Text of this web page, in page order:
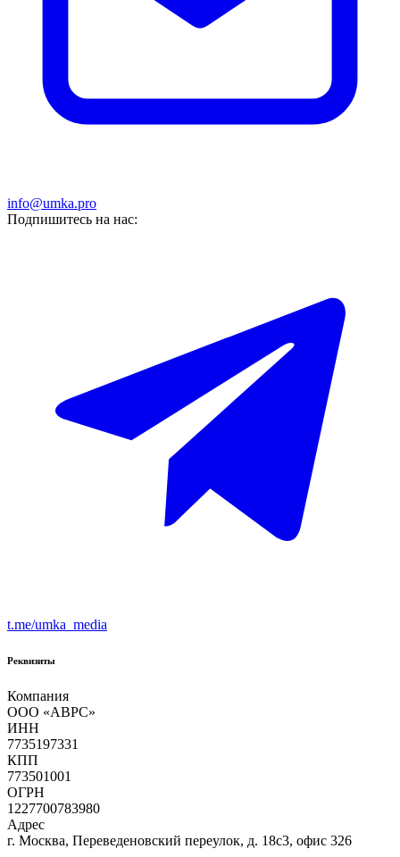
info@umka.pro
Подпишитесь на нас:
t.me/umka_media
Реквизиты
Компания
ООО «ABPC»
ИНН
7735197331
КПП
773501001
ОГРН
1227700783980
Адрес
г. Москва, Переведеновский переулок, д. 18с3, офис 326